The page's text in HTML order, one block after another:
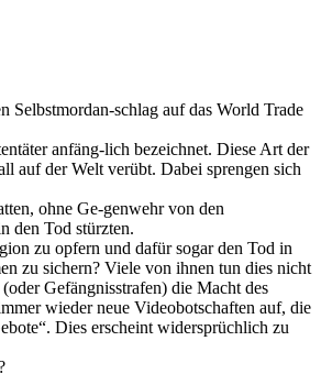
Selbstmordan-schlag auf das World Trade
anfäng-lich bezeichnet. Diese Art der
auf der Welt verübt. Dabei sprengen sich
ohne Ge-genwehr von den
den Tod stürzten.
zu opfern und dafür sogar den Tod in
zu sichern? Viele von ihnen tun dies nicht
Gefängnisstrafen) die Macht des
wieder neue Videobotschaften auf, die
Dies erscheint widersprüchlich zu